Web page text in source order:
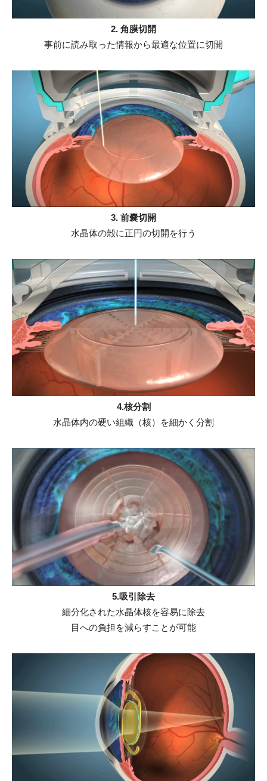
2. 角膜切開
事前に読み取った情報から最適な位置に切開
3. 前嚢切開
水晶体の殻に正円の切開を行う
4.核分割
水晶体内の硬い組織（核）を細かく分割
5.吸引除去
細分化された水晶体核を容易に除去
目への負担を減らすことが可能